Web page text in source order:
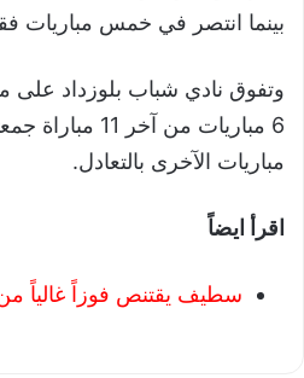
بينما انتصر في خمس مباريات
وتفوق نادي شباب بلوزداد
مباريات الآخرى بالتعادل.
اقرأ ايضاً
سطيف يقتنص فوزاً غالياً من